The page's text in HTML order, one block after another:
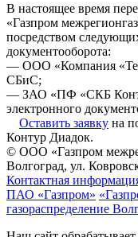
В настоящее время
«Газпром
посредством
документооборота:
— ООО «Компания
СБиС;
— ЗАО «ПФ «СКБ
электронного
Оставить заявку на
Контур Диадок.
© ООО «Газпром
Волгоград, ул.
Контактная
ПАО «Газпром»
газораспределение